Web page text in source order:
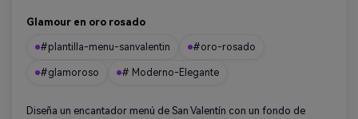
Glamour en oro rosado
#plantilla-menu-sanvalentin #oro-rosado
#glamoroso # Moderno-Elegante
Diseña un encantador menú de San Valentín con un fondo de